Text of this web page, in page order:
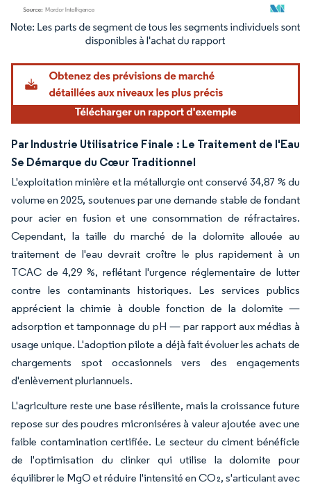
Image © Mordor Intelligence. La réutilisation nécessite une attribution sous CC BY
Par Industrie Utilisatrice Finale : Le Traitement de l'Eau
Se Démarque du Cœur Traditionnel
L'exploitation minière et la métallurgie ont conservé 34,87 % du
volume en 2025, soutenues par une demande stable de fondant
pour acier en fusion et une consommation de réfractaires.
Cependant, la taille du marché de la dolomite allouée au
traitement de l'eau devrait croître le plus rapidement à un
TCAC de 4,29 %, reflétant l'urgence réglementaire de lutter
contre les contaminants historiques. Les services publics
apprécient la chimie à double fonction de la dolomite —
adsorption et tamponnage du pH — par rapport aux médias à
usage unique. L'adoption pilote a déjà fait évoluer les achats de
chargements spot occasionnels vers des engagements
d'enlèvement pluriannuels.
L'agriculture reste une base résiliente, mais la croissance future
repose sur des poudres microniséres à valeur ajoutée avec une
faible contamination certifiée. Le secteur du ciment bénéficie
de l'optimisation du clinker qui utilise la dolomite pour
équilibrer le MgO et réduire l'intensité en CO₂, s'articulant avec